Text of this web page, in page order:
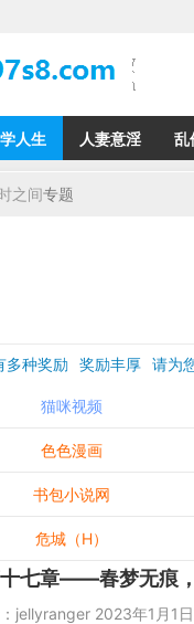
人生 人妻意淫 乱
之间专题
多种奖励 奖励丰厚 请为
猫咪视频
色色漫画
书包小说网
危城（H）
十七章——春梦无痕
：jellyranger 2023年1